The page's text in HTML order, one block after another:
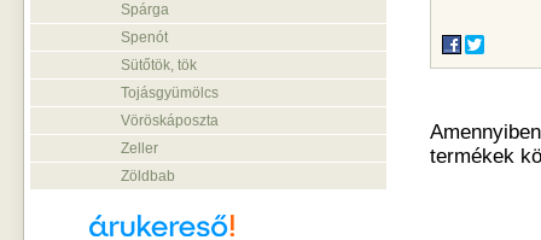
termékek
Spárga
Spenót
Sütőtök, tök
Tojásgyümölcs
Vöröskáposzta
Zeller
Zöldbab